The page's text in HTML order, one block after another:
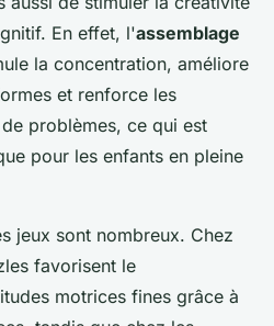
En effet, l'assemblage
la concentration, améliore
et renforce les
problèmes, ce qui est
pour les enfants en pleine
jeux sont nombreux. Chez
favorisent le
motrices fines grâce à